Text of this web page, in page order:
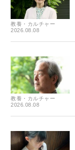
教養・カルチャー
2026.08.08
教養・カルチャー
2026.08.08